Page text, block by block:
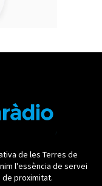
de les Terres de
l'essència de servei
proximitat.